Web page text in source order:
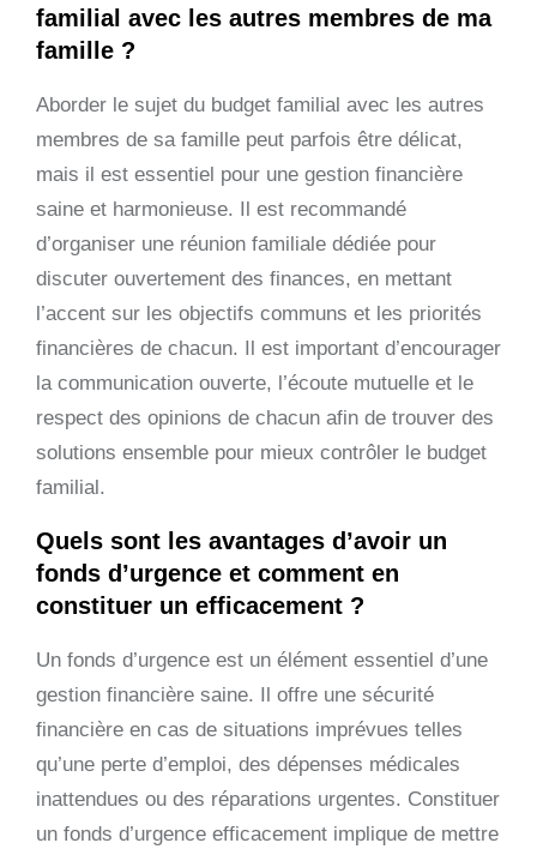
familial avec les autres membres de ma
famille ?
Aborder le sujet du budget familial avec les autres
membres de sa famille peut parfois être délicat,
mais il est essentiel pour une gestion financière
saine et harmonieuse. Il est recommandé
d’organiser une réunion familiale dédiée pour
discuter ouvertement des finances, en mettant
l’accent sur les objectifs communs et les priorités
financières de chacun. Il est important d’encourager
la communication ouverte, l’écoute mutuelle et le
respect des opinions de chacun afin de trouver des
solutions ensemble pour mieux contrôler le budget
familial.
Quels sont les avantages d’avoir un
fonds d’urgence et comment en
constituer un efficacement ?
Un fonds d’urgence est un élément essentiel d’une
gestion financière saine. Il offre une sécurité
financière en cas de situations imprévues telles
qu’une perte d’emploi, des dépenses médicales
inattendues ou des réparations urgentes. Constituer
un fonds d’urgence efficacement implique de mettre